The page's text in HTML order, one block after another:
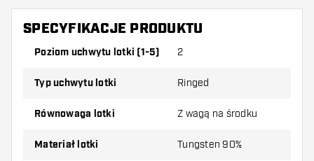
SPECYFIKACJE PRODUKTU
Poziom uchwytu lotki (1-5) 2
Typ uchwytu lotki Ringed
Równowaga lotki Z wagą na środku
Materiał lotki Tungsten 90%